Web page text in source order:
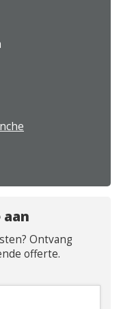
Ontvang
offerte.